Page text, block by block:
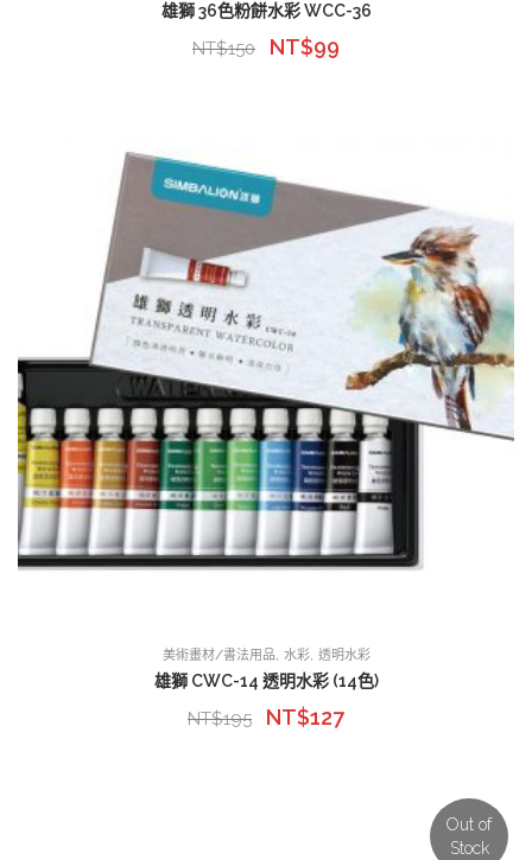
雄獅 36色粉餅水彩 WCC-36
NT$150 NT$99
美術畫材/書法用品 水彩, 透明水彩
雄獅 CWC-14 透明水彩 (14色)
NT$195 NT$127
Out of
Stock